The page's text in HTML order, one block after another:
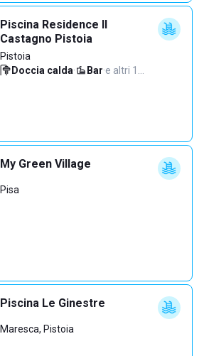
Piscina Residence Il
Castagno Pistoia
Pistoia
Doccia calda· Bar·e altri 1…
My Green Village
Pisa
Piscina Le Ginestre
Maresca, Pistoia